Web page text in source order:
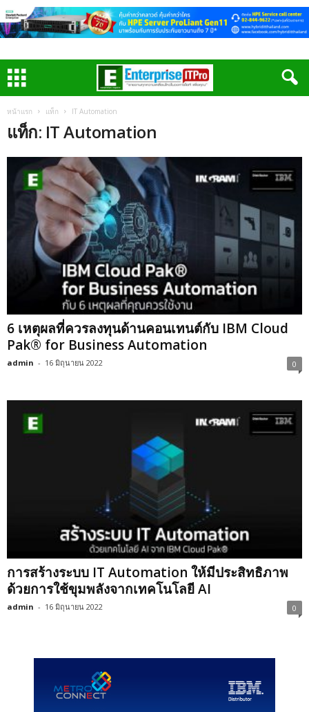
หน้าแรก แท็ก IT Automation
แท็ก: IT Automation
6 เหตุผลที่ควรลงทุนด้านคอนเทนต์กับ IBM Cloud
Pak® for Business Automation
admin - 16 มิถุนายน 2022 0
การสร้างระบบ IT Automation ให้มีประสิทธิภาพ
ด้วยการใช้ขุมพลังจากเทคโนโลยี AI
admin - 16 มิถุนายน 2022 0